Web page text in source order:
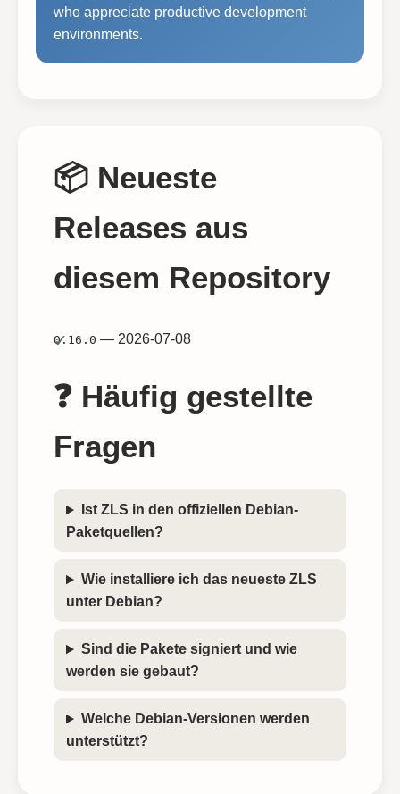
who appreciate productive development
environments.
📦 Neueste
Releases aus
diesem Repository
0.16.0 — 2026-07-08
❓ Häufig gestellte
Fragen
Ist ZLS in den offiziellen Debian-
Paketquellen?
Wie installiere ich das neueste ZLS
unter Debian?
Sind die Pakete signiert und wie
werden sie gebaut?
Welche Debian-Versionen werden
unterstützt?